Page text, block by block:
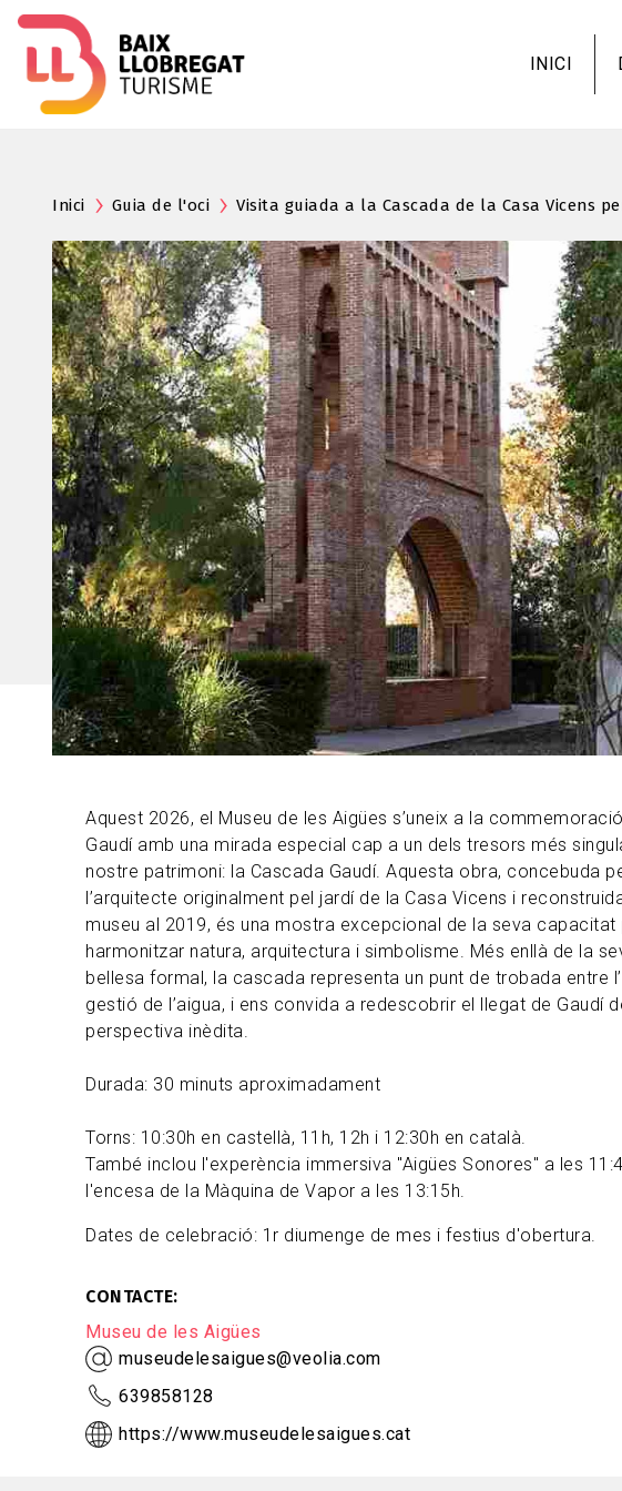
INICI
Inici Guia de l'oci Visita guiada a la Cascada de la Casa Vicens
Aquest 2026, el Museu de les Aigües s’uneix a la commemoració
Gaudí amb una mirada especial cap a un dels tresors més
nostre patrimoni: la Cascada Gaudí. Aquesta obra, concebuda
l’arquitecte originalment pel jardí de la Casa Vicens i
museu al 2019, és una mostra excepcional de la seva capacitat
harmonitzar natura, arquitectura i simbolisme. Més enllà de la
bellesa formal, la cascada representa un punt de trobada entre
gestió de l’aigua, i ens convida a redescobrir el llegat de Gaudí
perspectiva inèdita.
Durada: 30 minuts aproximadament
Torns: 10:30h en castellà, 11h, 12h i 12:30h en català.
També inclou l'experència immersiva "Aigües Sonores" a les
l'encesa de la Màquina de Vapor a les 13:15h.
Dates de celebració: 1r diumenge de mes i festius d'obertura.
CONTACTE
Museu de les Aigües
museudelesaigues@veolia.com
639858128
https://www.museudelesaigues.cat